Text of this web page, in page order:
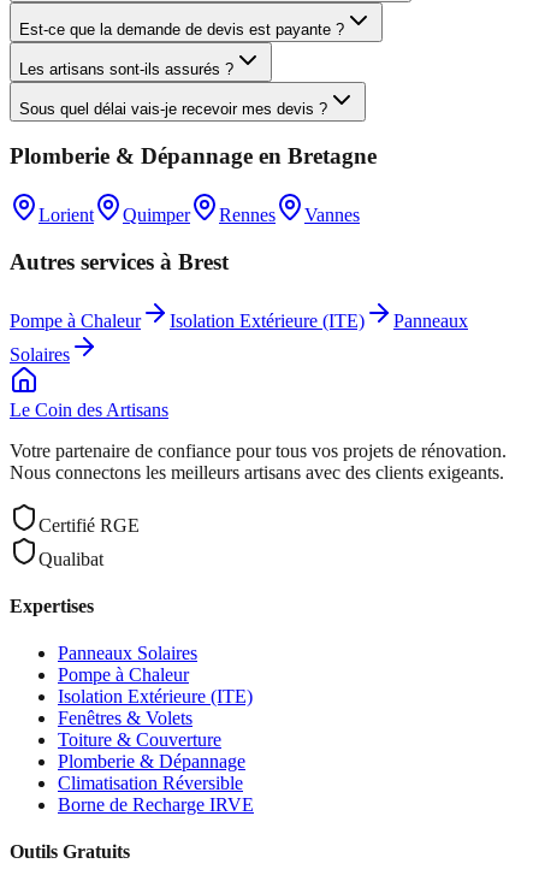
Est-ce que la demande de devis est payante ?
Les artisans sont-ils assurés ?
Sous quel délai vais-je recevoir mes devis ?
Plomberie & Dépannage en Bretagne
Lorient Quimper Rennes Vannes
Autres services à Brest
Pompe à Chaleur Isolation Extérieure (ITE)
Panneaux
Solaires
Le Coin des Artisans
Votre partenaire de confiance pour tous vos projets de rénovation.
Nous connectons les meilleurs artisans avec des clients exigeants.
Certifié RGE
Qualibat
Expertises
Panneaux Solaires
Pompe à Chaleur
Isolation Extérieure (ITE)
Fenêtres & Volets
Toiture & Couverture
Plomberie & Dépannage
Climatisation Réversible
Borne de Recharge IRVE
Outils Gratuits